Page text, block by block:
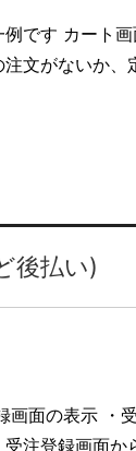
です カート
文がないか
後払い)
面の表示 ・
注登録画面